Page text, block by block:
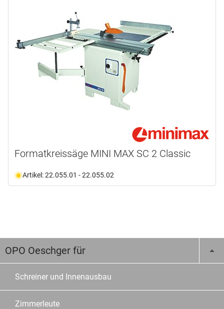
Formatkreissäge MINI MAX SC 2 Classic
Artikel: 22.055.01 - 22.055.02
OPO Oeschger für
Schreiner und Innenausbau
Zimmerleute